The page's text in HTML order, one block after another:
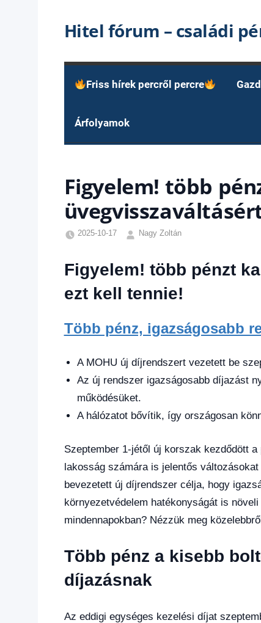
Hitel fórum – családi
Friss hírek percről percre
Árfolyamok
Figyelem! több
2025-10-17
Nagy Zoltán
Friss
hírek,
1
fórum
Figyelem! több pénzt
ezt kell tennie!
Több pénz, igazságosabb
A MOHU új díjrendszert vezetett be
Az új rendszer igazságosabb díjazást
működésüket.
A hálózatot bővítik, így országosan
Szeptember 1-jétől új korszak kezdődött
lakosság számára is jelentős változásokat
bevezetett új díjrendszer célja, hogy
környezetvédelem hatékonyságát is
mindennapokban? Nézzük meg
Több pénz a kisebb
díjazásnak
Az eddigi egységes kezelési díjat